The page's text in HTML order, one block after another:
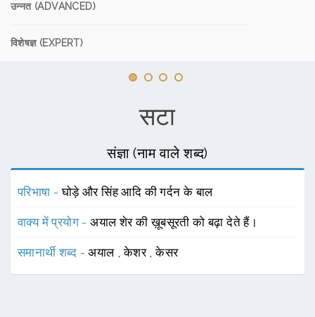
उन्नत (ADVANCED)
विशेषज्ञ (EXPERT)
सटा
संज्ञा (नाम वाले शब्द)
परिभाषा -घोड़े और सिंह आदि की गर्दन के बाल
वाक्य में प्रयोग -अयाल शेर की ख़ूबसूरती को बढ़ा देते हैं।
समानार्थी शब्द -अयाल ,केशर ,केसर